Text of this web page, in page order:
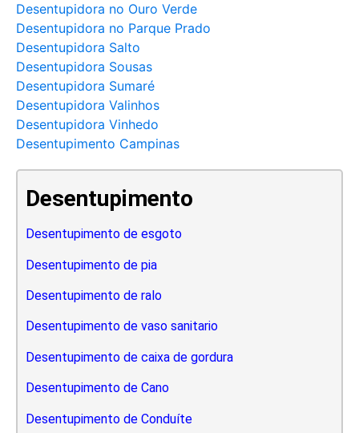
Desentupidora no Ouro Verde
Desentupidora no Parque Prado
Desentupidora Salto
Desentupidora Sousas
Desentupidora Sumaré
Desentupidora Valinhos
Desentupidora Vinhedo
Desentupimento Campinas
Desentupimento
Desentupimento de esgoto
Desentupimento de pia
Desentupimento de ralo
Desentupimento de vaso sanitario
Desentupimento de caixa de gordura
Desentupimento de Cano
Desentupimento de Conduíte